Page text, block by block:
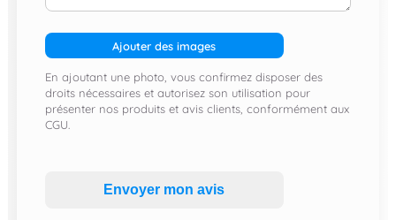
Ajouter des images
En ajoutant une photo, vous confirmez disposer des
droits nécessaires et autorisez son utilisation pour
présenter nos produits et avis clients, conformément aux
CGU.
Envoyer mon avis